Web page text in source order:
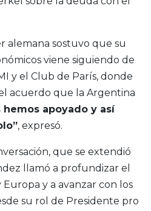
alemana sostuvo que su
viene siguiendo de
y el Club de París, donde
acuerdo que la Argentina
hemos apoyado y así
, expresó.
que se extendió
llamó a profundizar el
y a avanzar con los
su rol de Presidente pro